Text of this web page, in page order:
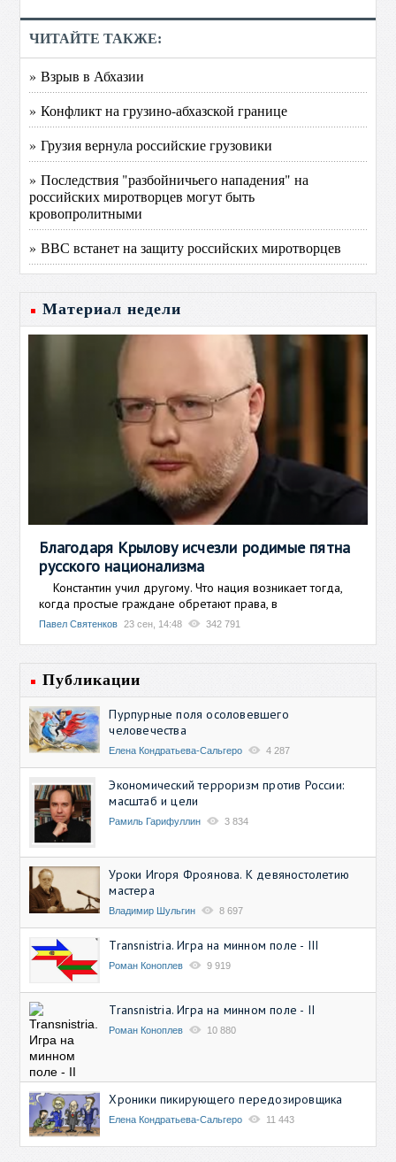
ЧИТАЙТЕ ТАКЖЕ:
» Взрыв в Абхазии
» Конфликт на грузино-абхазской границе
» Грузия вернула российские грузовики
» Последствия "разбойничьего нападения" на
российских миротворцев могут быть
кровопролитными
» ВВС встанет на защиту российских миротворцев
Материал недели
Благодаря Крылову исчезли родимые пятна
русского национализма
Константин учил другому. Что нация возникает тогда,
когда простые граждане обретают права, в
Павел Святенков 23 сен, 14:48 342 791
Публикации
Пурпурные поля осоловевшего
человечества
Елена Кондратьева-Сальгеро 4 287
Экономический терроризм против России:
масштаб и цели
Рамиль Гарифуллин 3 834
Уроки Игоря Фроянова. К девяностолетию
мастера
Владимир Шульгин 8 697
Transnistria. Игра на минном поле - III
Роман Коноплев 9 919
Transnistria. Игра на минном поле - II
Роман Коноплев 10 880
Хроники пикирующего передозировщика
Елена Кондратьева-Сальгеро 11 443